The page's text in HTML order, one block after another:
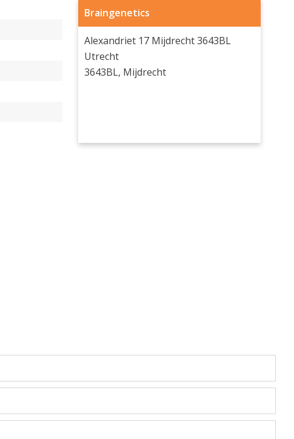
Braingenetics
Alexandriet 17 Mijdrecht 3643BL
Utrecht
3643BL, Mijdrecht